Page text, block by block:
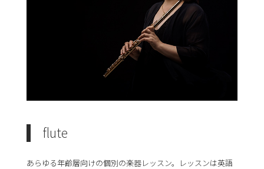
flute
あらゆる年齢層向けの個別の楽器レッスン。レッスンは英語